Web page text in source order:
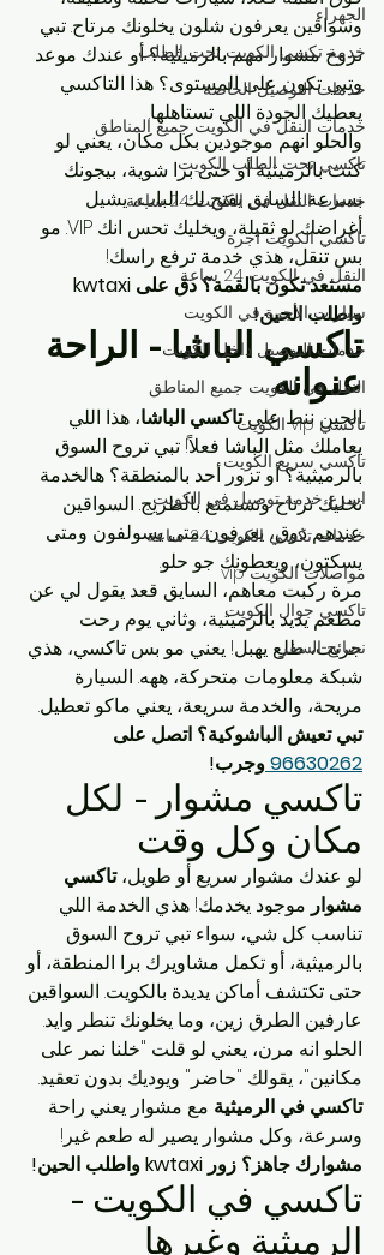
الجهراء
خدمة تكسي الكويت تحت الطلب
خدمات التوصيل الخاصة
خدمات النقل في الكويت جميع المناطق
تاكسي تحت الطلب الكويت
خدمات النقل في الكويت 24 ساعة
تاكسي الكويت اجرة
النقل في الكويت 24 ساعة
سيارات الأجرة في الكويت
خدمات التوصيل داخل الكويت
النقل في الكويت جميع المناطق
تاكسي vip الكويت
تاكسي سريع الكويت
اسرع خدمة توصيل في الكويت
خدمات تكسي الكويت 24 ساعة
مواصلات الكويت vip
تاكسي جوال الكويت
نصائح السفر
وسواقين يعرفون شلون يخلونك مرتاح. تبي
تروح مشوار مهم بالرميثية؟ أو عندك موعد
وتبي تكون على المستوى؟ هذا التاكسي
يعطيك الجودة اللي تستاهلها.
والحلو انهم موجودين بكل مكان، يعني لو
كنت بالرميثية أو حتى برا شوية، بيجونك
بسرعة. السايق يفتح لك الباب، يشيل
أغراضك لو ثقيلة، ويخليك تحس انك VIP. مو
بس تنقل، هذي خدمة ترفع راسك!
واطلب الحين!
تاكسي الباشا - الراحة
عنوانه
الحين ننط على تاكسي الباشا، هذا اللي
يعاملك مثل الباشا فعلاً! تبي تروح السوق
بالرميثية؟ أو تزور أحد بالمنطقة؟ هالخدمة
تخليك ترتاح وتستمتع بالطريج. السواقين
عندهم ذوق، يعرفون متى يسولفون ومتى
يسكتون، ويعطونك جو حلو.
مرة ركبت معاهم، السايق قعد يقول لي عن
مطعم يديد بالرميثية، وثاني يوم رحت
جربت، طلع يهبل! يعني مو بس تاكسي، هذي
شبكة معلومات متحركة، ههه. السيارة
مريحة، والخدمة سريعة، يعني ماكو تعطيل.
تبي تعيش الباشوكية؟ اتصل على
96630262 وجرب!
تاكسي مشوار - لكل
مكان وكل وقت
لو عندك مشوار سريع أو طويل، تاكسي
مشوار موجود يخدمك! هذي الخدمة اللي
تناسب كل شي، سواء تبي تروح السوق
بالرميثية، أو تكمل مشاويرك برا المنطقة، أو
حتى تكتشف أماكن يديدة بالكويت. السواقين
عارفين الطرق زين، وما يخلونك تنطر وايد.
الحلو انه مرن، يعني لو قلت "خلنا نمر على
مكانين"، يقولك "حاضر" ويوديك بدون تعقيد.
تاكسي في الرميثية مع مشوار يعني راحة
وسرعة، وكل مشوار يصير له طعم غير!
مشوارك جاهز؟ زور kwtaxi واطلب الحين!
تاكسي في الكويت -
الرميثية وغيرها